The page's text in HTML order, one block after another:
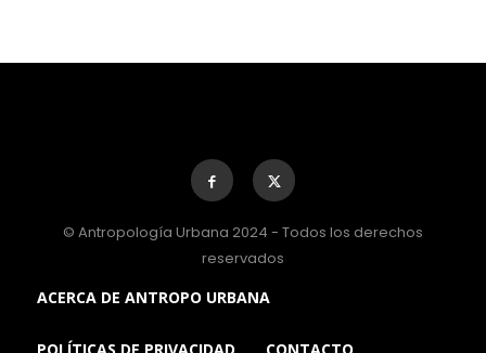
© Antropología Urbana 2024 - Todos los derechos
reservados
ACERCA DE ANTROPO URBANA